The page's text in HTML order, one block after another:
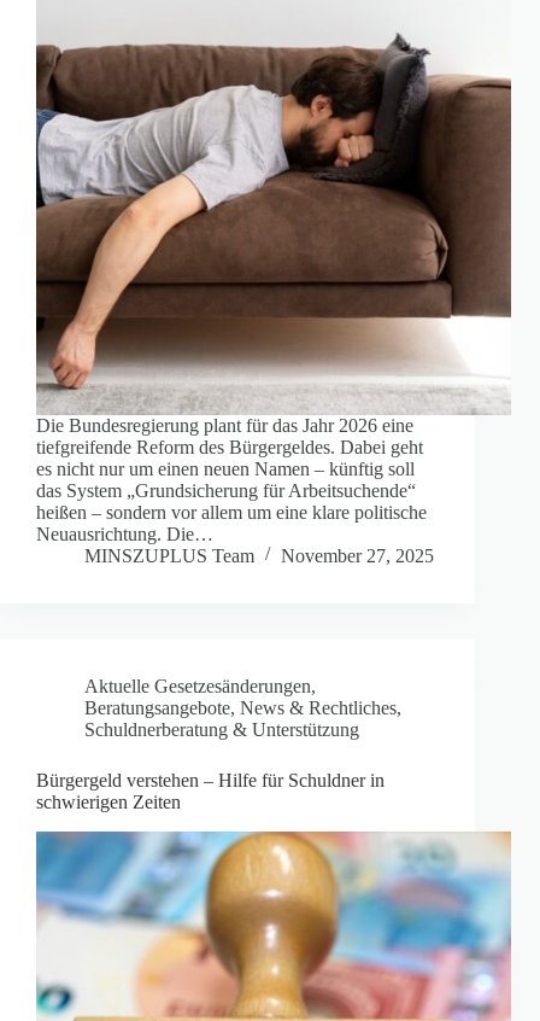
Die Bundesregierung plant für das Jahr 2026 eine
tiefgreifende Reform des Bürgergeldes. Dabei geht
es nicht nur um einen neuen Namen – künftig soll
das System „Grundsicherung für Arbeitsuchende“
heißen – sondern vor allem um eine klare politische
Neuausrichtung. Die…
MINSZUPLUS Team
November 27, 2025
Aktuelle Gesetzesänderungen,
Beratungsangebote, News & Rechtliches,
Schuldnerberatung & Unterstützung
Bürgergeld verstehen – Hilfe für Schuldner in
schwierigen Zeiten